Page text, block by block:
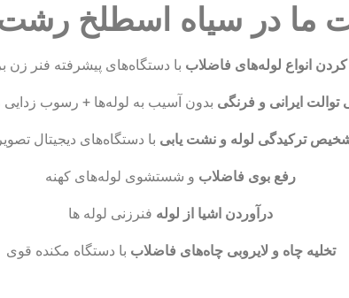
ما در سیاه اسطلخ
کردن انواع لوله‌های فاضلاب با دستگاه‌های پیشرفته فنر زن
ایرانی و فرنگی بدون آسیب به لوله‌ها + رسوب زدایی
ترکیدگی لوله و نشت یابی با دستگاه‌های دیجیتال
رفع بوی فاضلاب و شستشوی لوله‌های کهنه
درآوردن اشیا از لوله فنرزنی لوله ها
تخلیه چاه و لایروبی چاه‌های فاضلاب با دستگاه مکنده قوی